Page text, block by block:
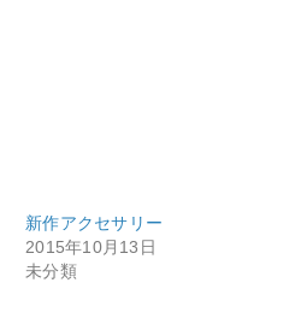
新作アクセサリー
2015年10月13日
未分類